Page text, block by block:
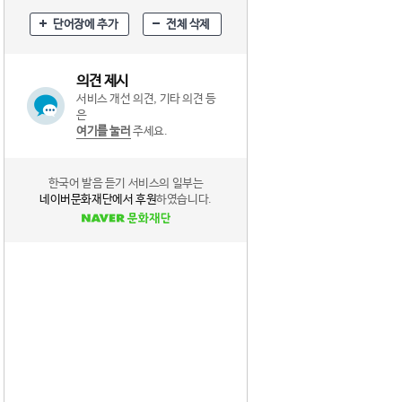
단어장에 추가 전체 삭제
의견 제시
서비스 개선 의견, 기타 의견 등
은
여기를 눌러 주세요.
한국어 발음 듣기 서비스의 일부는
네이버문화재단에서 후원하였습니다.